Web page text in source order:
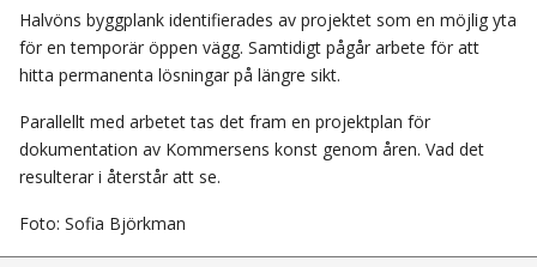
Halvöns byggplank identifierades av projektet som en möjlig yta
för en temporär öppen vägg. Samtidigt pågår arbete för att
hitta permanenta lösningar på längre sikt.
Parallellt med arbetet tas det fram en projektplan för
dokumentation av Kommersens konst genom åren. Vad det
resulterar i återstår att se.
Foto: Sofia Björkman